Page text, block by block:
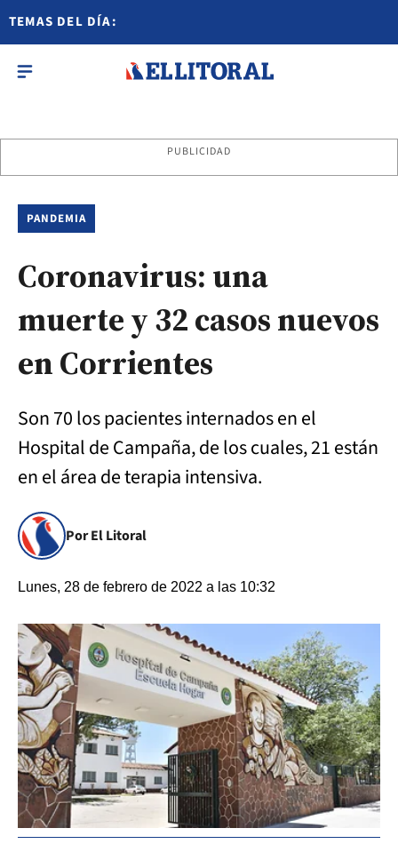
TEMAS DEL DÍA:
PUBLICIDAD
PANDEMIA
Coronavirus: una
muerte y 32 casos nuevos
en Corrientes
Son 70 los pacientes internados en el
Hospital de Campaña, de los cuales, 21 están
en el área de terapia intensiva.
Por El Litoral
Lunes, 28 de febrero de 2022 a las 10:32